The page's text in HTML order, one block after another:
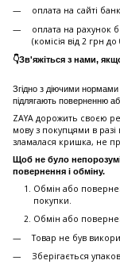
оплата на сайті
оплата на рахунок
(комісія від 2 грн
👇Зв'яжіться з нами,
Згідно з діючими нормами
підлягають поверненню
ZAYA дорожить своєю
мову з покупцями в
зламалася кришка, не
Щоб не було
повернення і обміну.
Обмін або
покупки.
Обмiн або
Товар не був
Зберiгається